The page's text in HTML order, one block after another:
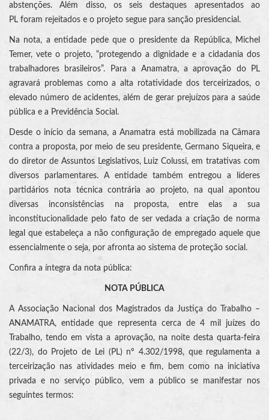
abstenções. Além disso, os seis destaques apresentados ao
PL foram rejeitados e o projeto segue para sanção presidencial.
Na nota, a entidade pede que o presidente da República, Michel
Temer, vete o projeto, “protegendo a dignidade e a cidadania dos
trabalhadores brasileiros”. Para a Anamatra, a aprovação do PL
agravará problemas como a alta rotatividade dos terceirizados, o
elevado número de acidentes, além de gerar prejuízos para a saúde
pública e a Previdência Social.
Desde o início da semana, a Anamatra está mobilizada na Câmara
contra a proposta, por meio de seu presidente, Germano Siqueira, e
do diretor de Assuntos Legislativos, Luiz Colussi, em tratativas com
diversos parlamentares. A entidade também entregou a líderes
partidários nota técnica contrária ao projeto, na qual apontou
diversas inconsistências na proposta, entre elas a sua
inconstitucionalidade pelo fato de ser vedada a criação de norma
legal que estabeleça a não configuração de empregado aquele que
essencialmente o seja, por afronta ao sistema de proteção social.
Confira a íntegra da nota pública:
NOTA PÚBLICA
A Associação Nacional dos Magistrados da Justiça do Trabalho –
ANAMATRA, entidade que representa cerca de 4 mil juízes do
Trabalho, tendo em vista a aprovação, na noite desta quarta-feira
(22/3), do Projeto de Lei (PL) nº 4.302/1998, que regulamenta a
terceirização nas atividades meio e fim, bem como na iniciativa
privada e no serviço público, vem a público se manifestar nos
seguintes termos: